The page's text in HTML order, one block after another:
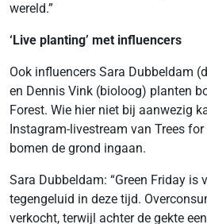
wereld.”
‘Live planting’ met influencers
Ook influencers Sara Dubbeldam
en Dennis Vink (bioloog) planten
Forest. Wie hier niet bij aanwezig
Instagram-livestream van Trees
bomen de grond ingaan.
Sara Dubbeldam: “Green Friday is
tegengeluid in deze tijd.
verkocht, terwijl achter de gekte